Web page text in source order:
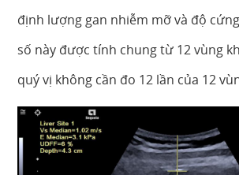
định lượng gan nhiễm mỡ và độ
số này được tính chung từ 12 vùng
quý vị không cần đo 12 lần của 12